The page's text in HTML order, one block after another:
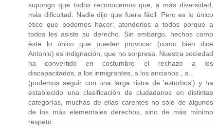
supongo que todos reconocemos que, a más diversidad,
más dificultad. Nadie dijo que fuera fácil. Pero es lo único
ético que podemos hacer: atenderlos a todos porque a
todos les asiste su derecho. Sin embargo, hechos como
éste lo único que pueden provocar (como bien dice
Antonio) es indignación, que no sorpresa. Nuestra sociedad
ha convertido en costumbre el rechazo a los
discapacitados, a los inmigrantes, a los ancianos , a...
(podemos seguir con una larga ristra de 'estorbos') y ha
establecido una clasificación de ciudadanos en distintas
categorías, muchas de ellas carentes no sólo de algunos
de los más elementales derechos, sino de más mínimo
respeto.